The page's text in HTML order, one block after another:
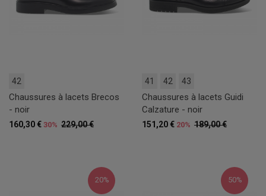
42
Chaussures à lacets Brecos
- noir
229,00 €
160,30 € 30%
41 42 43
Chaussures à lacets Guidi
Calzature - noir
189,00 €
151,20 € 20%
20% 50%